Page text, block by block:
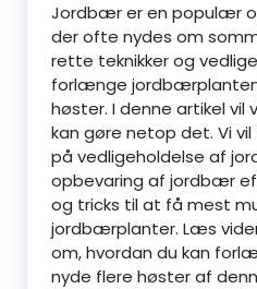
Jordbær er en populær
der ofte nydes om
rette teknikker og
forlænge
høster. I denne artikel vil
kan gøre netop det. Vi
på vedligeholdelse af
opbevaring af jordbær
og tricks til at få mest
jordbærplanter. Læs
om, hvordan du kan
nyde flere høster af